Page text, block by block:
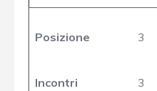
Posizione 3
Incontri 3